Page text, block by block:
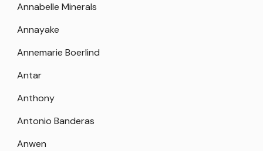
Annabelle Minerals
Annayake
Annemarie Boerlind
Antar
Anthony
Antonio Banderas
Anwen